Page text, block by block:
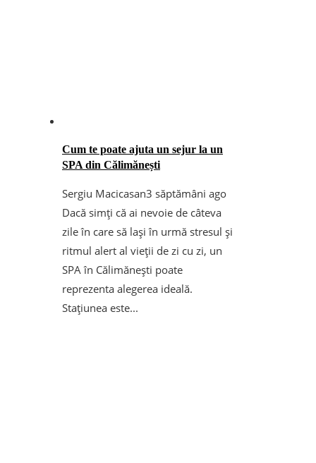
Cum te poate ajuta un sejur la un
SPA din Călimănești
Sergiu Macicasan3 săptămâni ago
Dacă simți că ai nevoie de câteva
zile în care să lași în urmă stresul și
ritmul alert al vieții de zi cu zi, un
SPA în Călimănești poate
reprezenta alegerea ideală.
Stațiunea este...